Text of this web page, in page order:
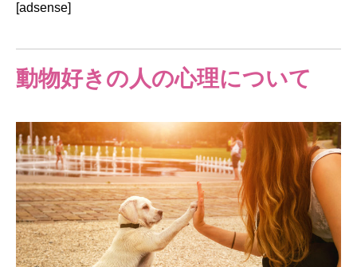
[adsense]
動物好きの人の心理について